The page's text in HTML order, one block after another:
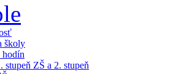
školy
stupeň ZŠ a 2. stupeň